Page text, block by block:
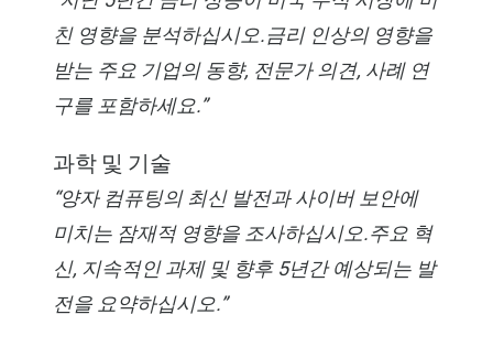
친 영향을 분석하십시오.금리 인상의 영향을
받는 주요 기업의 동향, 전문가 의견, 사례 연
구를 포함하세요.”
과학 및 기술
“양자 컴퓨팅의 최신 발전과 사이버 보안에
미치는 잠재적 영향을 조사하십시오.주요 혁
신, 지속적인 과제 및 향후 5년간 예상되는 발
전을 요약하십시오.”